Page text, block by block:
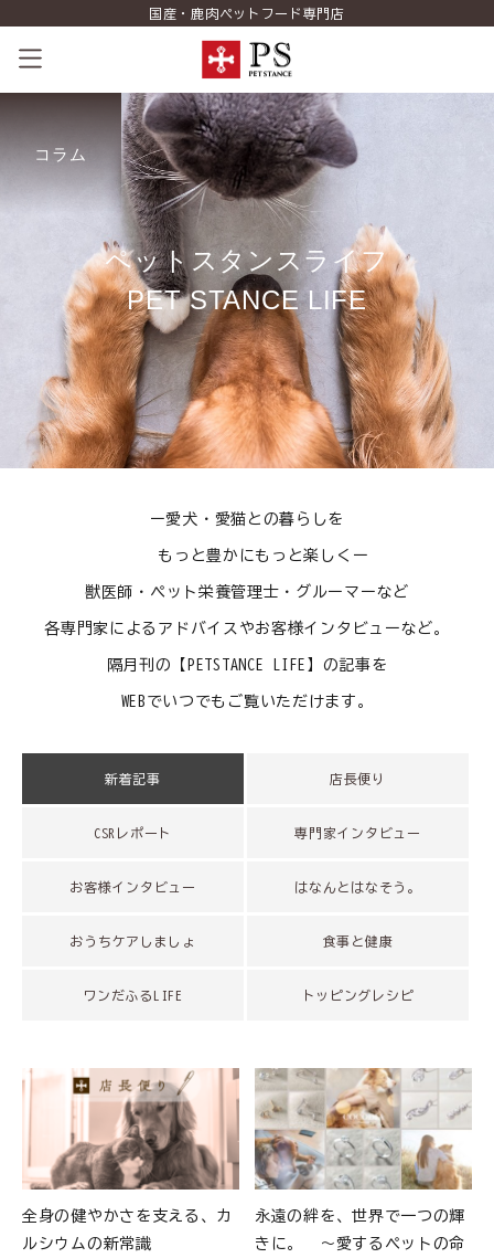
国産・鹿肉ペットフード専門店
ペットスタンスの歴史
コラム（PETSTANCE LIFE）
お知らせ
ご相談室
ショッピング
特定商取引法について
0120-40-1387
コラム
ペット ス タンス ラ イフ
PET STANCE LIFE
ー愛犬・愛猫との暮らしを
もっと豊かにもっと楽しくー
獣医師・ペット栄養管理士・グルーマーなど
各専門家によるアドバイスやお客様インタビューなど。
隔月刊の【PETSTANCE LIFE】の記事を
WEBでいつでもご覧いただけます。
新着記事 店長便り
CSRレポート 専門家インタビュー
お客様インタビュー はなんとはなそう。
おうちケアしましょ 食事と健康
ワンだふるLIFE トッピングレシピ
全身の健やかさを支える、カ
ルシウムの新常識
永遠の絆を、世界で一つの輝
きに。 ～愛するペットの命